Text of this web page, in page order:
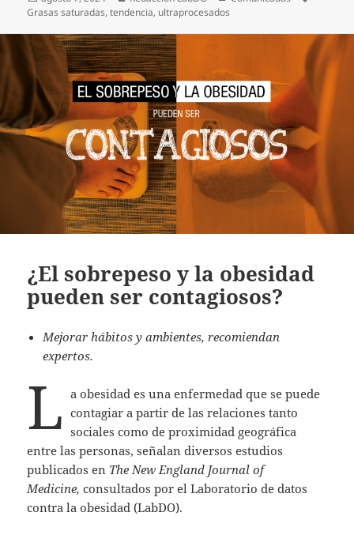
el
Grasas saturadas,tendencia, ultraprocesados
¿El sobrepeso y la obesidad
pueden ser contagiosos?
Mejorar hábitos y ambientes, recomiendan
expertos.
L a obesidad es una enfermedad que se puede
contagiar a partir de las relaciones tanto
sociales como de proximidad geográfica
entre las personas, señalan diversos estudios
publicados en The New England Journal of
Medicine,consultados por el Laboratorio de datos
contra la obesidad (LabDO).